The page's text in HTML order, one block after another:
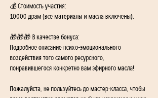
💰 Стоимость участия:
10000 драм (все материалы и масла включены).
🎁🎁🎁 В качестве бонуса:
Подробное описание психо-эмоционального
воздействия того самого ресурсного,
понравившегося конкретно вам эфирного масла!
Пожалуйста, не пользуйтесь до мастер-класса, чтобы